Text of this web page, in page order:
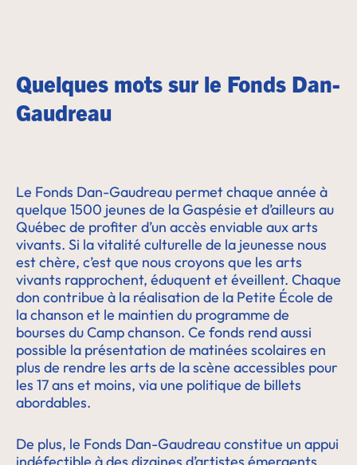
Quelques mots sur le Fonds Dan-
Gaudreau
Le Fonds Dan-Gaudreau permet chaque année à
quelque 1500 jeunes de la Gaspésie et d’ailleurs au
Québec de profiter d’un accès enviable aux arts
vivants. Si la vitalité culturelle de la jeunesse nous
est chère, c’est que nous croyons que les arts
vivants rapprochent, éduquent et éveillent. Chaque
don contribue à la réalisation de la Petite École de
la chanson et le maintien du programme de
bourses du Camp chanson. Ce fonds rend aussi
possible la présentation de matinées scolaires en
plus de rendre les arts de la scène accessibles pour
les 17 ans et moins, via une politique de billets
abordables.
De plus, le Fonds Dan-Gaudreau constitue un appui